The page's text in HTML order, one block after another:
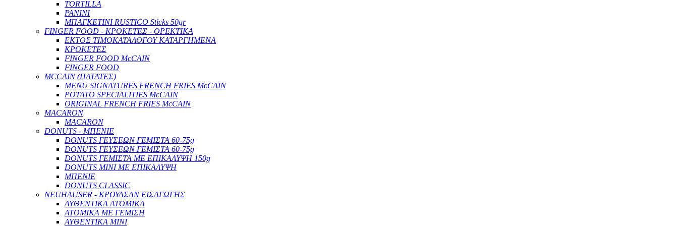
TORTILLA
PANINI
ΜΠΑΓΚΕΤΙΝΙ RUSTICO Sticks 50gr
FINGER FOOD - ΚΡΟΚΕΤΕΣ - ΟΡΕΚΤΙΚΑ
ΕΚΤΟΣ ΤΙΜΟΚΑΤΑΛΟΓΟΥ ΚΑΤΑΡΓΗΜΕΝΑ
ΚΡΟΚΕΤΕΣ
FINGER FOOD McCAIN
FINGER FOOD
MCCAIN (ΠΑΤΑΤΕΣ)
MENU SIGNATURES FRENCH FRIES McCAIN
POTATO SPECIALITIES McCAIN
ORIGINAL FRENCH FRIES McCAIN
MACARON
MACARON
DONUTS - ΜΠΕΝΙΕ
DONUTS ΓΕΥΣΕΩΝ ΓΕΜΙΣΤΑ 60-75g
DONUTS ΓΕΥΣΕΩΝ ΓΕΜΙΣΤΑ 60-75g
DONUTS ΓΕΜΙΣΤΑ ΜΕ ΕΠΙΚΑΛΥΨΗ 150g
DONUTS ΜΙΝΙ ΜΕ ΕΠΙΚΑΛΥΨΗ
ΜΠΕΝΙΕ
DONUTS CLASSIC
NEUHAUSER - ΚΡΟΥΑΣΑΝ ΕΙΣΑΓΩΓΗΣ
ΑΥΘΕΝΤΙΚΑ ΑΤΟΜΙΚΑ
ΑΤΟΜΙΚΑ ΜΕ ΓΕΜΙΣΗ
ΑΥΘΕΝΤΙΚΑ ΜΙΝΙ